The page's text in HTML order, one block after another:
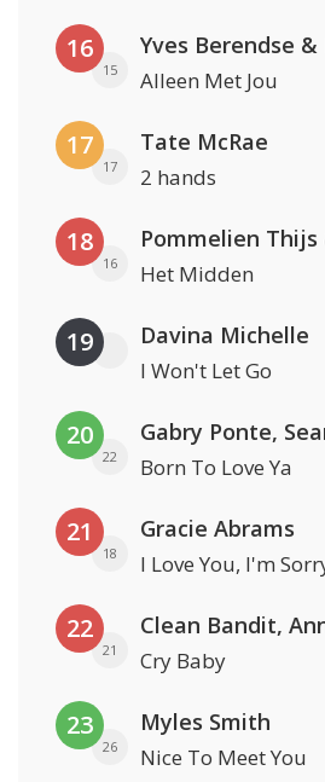
16
15
Yves Berendse
Alleen Met Jou
17
17
Tate McRae
2 hands
18
16
Pommelien Thijs
Het Midden
19 Davina Michelle
I Won't Let Go
20
22 Born To Love Ya
21
18
Gracie Abrams
I Love You, I'm
22
21 Cry Baby
23
26
Myles Smith
Nice To Meet You